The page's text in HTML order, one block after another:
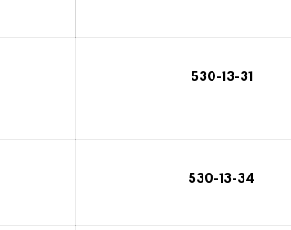
530-13-31
530-13-34